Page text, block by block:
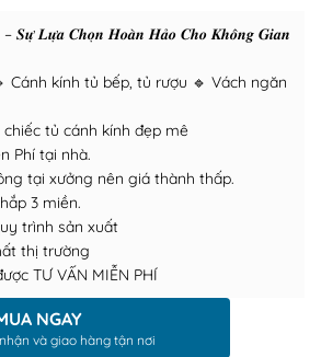
𝑺𝒖̛̣ 𝑳𝒖̛̣𝒂 𝑪𝒉𝒐̣𝒏 𝑯𝒐𝒂̀𝒏 𝑯𝒂̉𝒐 𝑪𝒉𝒐 𝑲𝒉𝒐̂𝒏𝒈 𝑮𝒊𝒂𝒏
Cánh kính tủ bếp, tủ rượu 🔹 Vách ngăn
tủ cánh kính đẹp mê
Phí tại nhà.
tại xưởng nên giá thành thấp.
3 miền.
trình sản xuất
thị trường
TƯ VẤN MIỄN PHÍ
NGAY
và giao hàng tận nơi